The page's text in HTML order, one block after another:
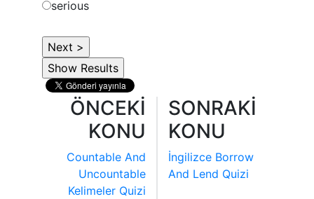
serious
ÖNCEKİ
KONU
Countable And
Uncountable
Kelimeler Quizi
SONRAKİ
KONU
İngilizce Borrow
And Lend Quizi